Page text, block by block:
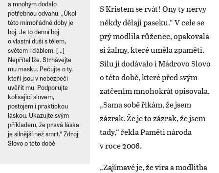
a mnohým dodalo
potřebnou odvahu. „Úkol
této mimořádné doby je
boj. Je to denní boj
o vlastní duši s tělem,
světem i ďáblem. [...]
Nepřítel lže. Strhávejte
mu masku. Pečujte o ty,
kteří jsou v nebezpečí
uvěřit mu. Podporujte
kolísající slovem,
postojem i praktickou
láskou. Ukazujte svým
příkladem, že pravá láska
je silnější než smrt.“ Zdroj:
Slovo o této době
S Kristem se rvát! Ony ty nervy
někdy dělají paseku.“ V cele se
prý modlila růženec, opakovala
si žalmy, které uměla zpaměti.
Sílu jí dodávalo i Mádrovo Slovo
o této době, které před svým
zatčením mnohokrát opisovala.
„Sama sobě říkám, že jsem
zázrak. Že je to zázrak, že jsem
tady,“ řekla Paměti národa
v roce 2006.
„Zajímavé je, že víra a modlitba